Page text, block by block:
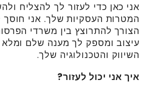
אני כאן כדי לעזור לך להצליח
המטרות העסקיות שלך. אני
הצורך להתרוצץ בין משרדי
עיצוב ומספק לך מענה שלם ומלא
השיווק והטכנולוגיה שלך.
איך אני יכול לעזור?